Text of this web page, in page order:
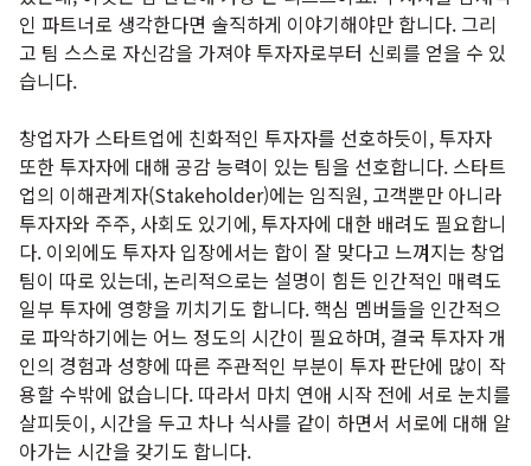
인 파트너로 생각한다면 솔직하게 이야기해야만 합니다. 그리
고 팀 스스로 자신감을 가져야 투자자로부터 신뢰를 얻을 수 있
습니다.
창업자가 스타트업에 친화적인 투자자를 선호하듯이, 투자자
또한 투자자에 대해 공감 능력이 있는 팀을 선호합니다. 스타트
업의 이해관계자(Stakeholder)에는 임직원, 고객뿐만 아니라
투자자와 주주, 사회도 있기에, 투자자에 대한 배려도 필요합니
다. 이외에도 투자자 입장에서는 합이 잘 맞다고 느껴지는 창업
팀이 따로 있는데, 논리적으로는 설명이 힘든 인간적인 매력도
일부 투자에 영향을 끼치기도 합니다. 핵심 멤버들을 인간적으
로 파악하기에는 어느 정도의 시간이 필요하며, 결국 투자자 개
인의 경험과 성향에 따른 주관적인 부분이 투자 판단에 많이 작
용할 수밖에 없습니다. 따라서 마치 연애 시작 전에 서로 눈치를
살피듯이, 시간을 두고 차나 식사를 같이 하면서 서로에 대해 알
아가는 시간을 갖기도 합니다.